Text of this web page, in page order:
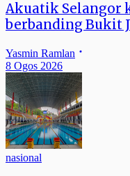
Akuatik Selangor
berbanding Bukit
Yasmin Ramlan
8 Ogos 2026
nasional